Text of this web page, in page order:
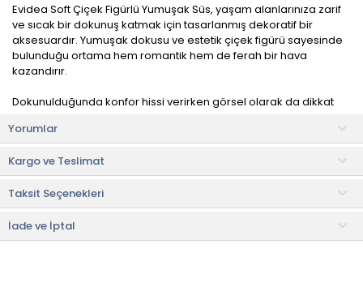
Evidea Soft Çiçek Figürlü Yumuşak Süs, yaşam alanlarınıza zarif
ve sıcak bir dokunuş katmak için tasarlanmış dekoratif bir
aksesuardır. Yumuşak dokusu ve estetik çiçek figürü sayesinde
bulunduğu ortama hem romantik hem de ferah bir hava
kazandırır.
Dokunulduğunda konfor hissi verirken görsel olarak da dikkat
antre gibi farklı alanlarda rahatlıkla kullanılabilir. Raf üstlerinde,
sehpa dekorasyonunda veya yatak başı aksesuarı olarak şık bir
tamamlayıcı görevi görür.
Kullanım ve Bakım Bilgileri
• Elde temizlenmesi tavsiye edilir.
• Not:Bu fiyat perakende satışlar için belirlenmiştir. Toplu alımlar
Yorumlar
Kargo ve Teslimat
Taksit Seçenekleri
İade ve İptal